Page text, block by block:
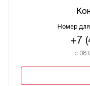
Номер
+7
с